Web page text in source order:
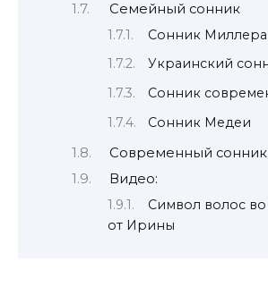
Семейный сонник
Сонник Миллера
Украинский
Сонник
Сонник Медеи
Современный сонник
Видео:
Символ волос
от Ирины